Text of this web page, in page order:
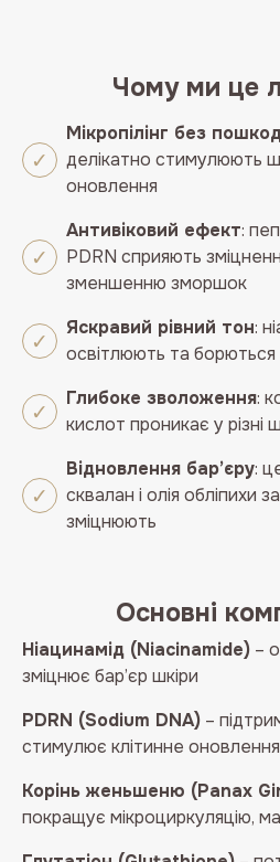
Чому ми це
Мікропілінг без
делікатно стимулюють
оновлення
Антивіковий ефект:
PDRN сприяють
зменшенню зморшок
Яскравий рівний тон:
освітлюють та борються
Глибоке зволоження:
кислот проникає у різні
Відновлення бар’єру:
сквалан і олія обліпихи
зміцнюють
Основні
Ніацинамід (Niacinamide) –
зміцнює бар’єр шкіри
PDRN (Sodium DNA) –
стимулює клітинне оновлення
Корінь женьшеню (Panax
покращує мікроциркуляцію,